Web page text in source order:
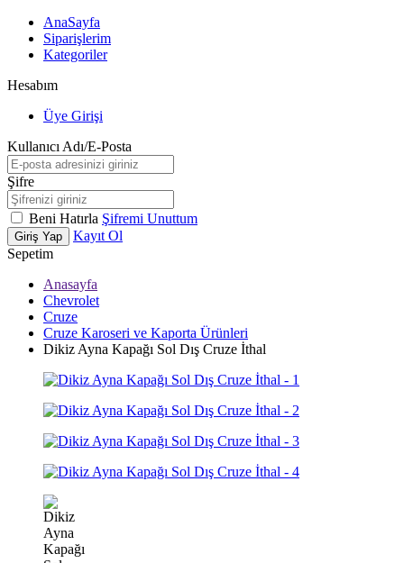
AnaSayfa
Siparişlerim
Kategoriler
Hesabım
Üye Girişi
Kullanıcı Adı/E-Posta
Şifre
Beni Hatırla Şifremi Unuttum
Giriş Yap
Kayıt Ol
Sepetim
Anasayfa
Chevrolet
Cruze
Cruze Karoseri ve Kaporta Ürünleri
Dikiz Ayna Kapağı Sol Dış Cruze İthal